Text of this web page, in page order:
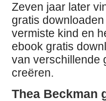
Zeven jaar later
gratis
vermiste kind en
ebook gratis
van verschillende
creëren.
Thea Beckman